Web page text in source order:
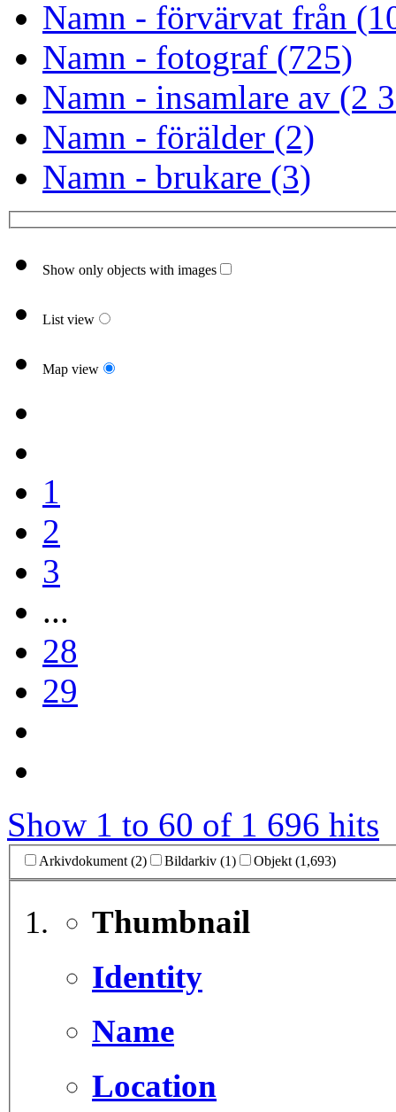
Namn - förvärvat från
Namn - fotograf (725)
Namn - insamlare av (2
Namn - förälder (2)
Namn - brukare (3)
Show only objects with images
List view
Map view
1
2
3
...
28
29
Show 1 to 60 of 1 696 hits
Arkivdokument (2) Bildarkiv (1) Objekt (1,693)
Thumbnail
Identity
Name
Location